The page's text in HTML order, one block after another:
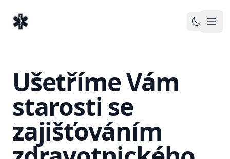
EventMedic.cz
Toggle
Ušetříme Vám
starosti se
zajišťováním